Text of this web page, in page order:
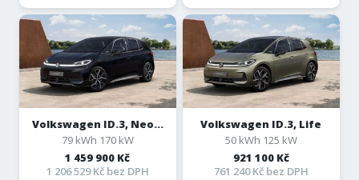
Volkswagen ID.3, Neo...
79 kWh 170 kW
1 459 900 Kč
1 206 529 Kč bez DPH
Volkswagen ID.3, Life
50 kWh 125 kW
921 100 Kč
761 240 Kč bez DPH